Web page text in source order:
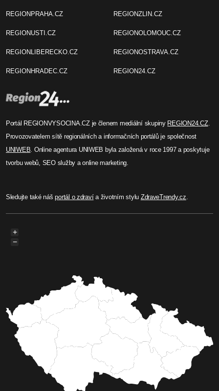
REGIONPRAHA.CZ
REGIONUSTI.CZ
REGIONLIBERECKO.CZ
REGIONHRADEC.CZ
REGIONZLIN.CZ
REGIONOLOMOUC.CZ
REGIONOSTRAVA.CZ
REGION24.CZ
Portál REGIONVYSOCINA.CZ je členem mediální skupiny REGION24.CZ.
Provozovatelem sítě regionálních a informačních portálů je společnost
UNIWEB. Online agentura UNIWEB byla založená v roce 1997 a poskytuje
tvorbu webů, SEO služby a online marketing.
Sledujte také nášportál o zdravía životním stylu ZdraveTrendy.cz.
+
−